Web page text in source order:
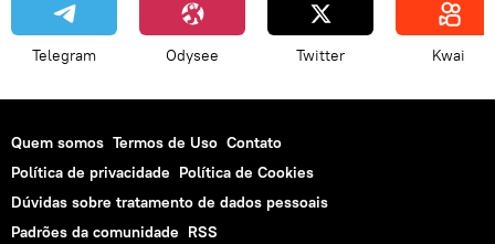
Telegram Odysee Twitter Kwai
Quem somos Termos de Uso Contato
Política de privacidade Política de Cookies
Dúvidas sobre tratamento de dados pessoais
Padrões da comunidade RSS